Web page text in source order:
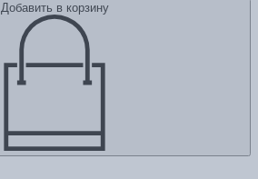
Добавить в корзину